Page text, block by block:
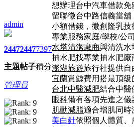
admin
2447
主題
2447
帖子
7397
積分
管理員
想辦理台中汽車借款
留聯徵台中路信義當
小額借錢，微創隆乳技
專業服務家庭/學校/公
水塔清潔廠商與清洗水
抽水肥找專業抽水肥廠
澎湖旅遊旅行社提供自
宜蘭賞鯨費用搭最頂級
台北中醫減肥結合中醫
眼科備有各項先進之儀
肌動減脂適合增肌同時
美白針依照個人體質、